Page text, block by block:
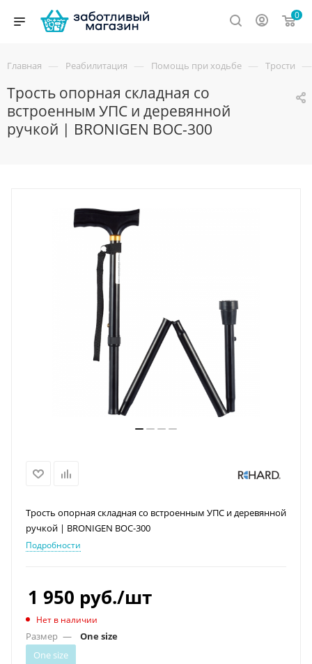
0
Главная — Реабилитация — Помощь при ходьбе — Трости —
Трость опорная складная со
встроенным УПС и деревянной
ручкой | BRONIGEN BOC-300
Трость опорная складная со встроенным УПС и деревянной
ручкой | BRONIGEN BOC-300
Подробности
1 950 руб./шт
Нет в наличии
Размер —
One size
One size